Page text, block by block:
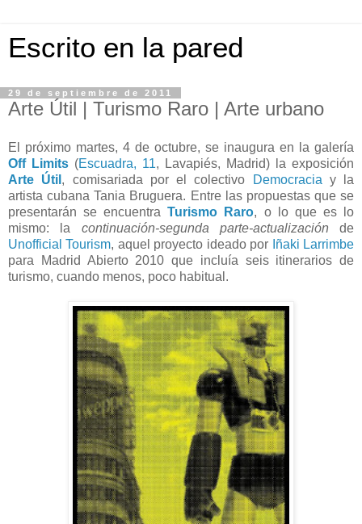
Escrito en la pared
29 de septiembre de 2011
Arte Útil | Turismo Raro | Arte urbano
El próximo martes, 4 de octubre, se inaugura en la galería
Off Limits (Escuadra, 11, Lavapiés, Madrid) la exposición
Arte Útil , comisariada por el colectivo Democracia y la
artista cubana Tania Bruguera. Entre las propuestas que se
presentarán se encuentraTurismo Raro, o lo que es lo
mismo: la continuación-segunda parte-actualización de
Unofficial Tourism, aquel proyecto ideado por Iñaki Larrimbe
para Madrid Abierto 2010 que incluía seis itinerarios de
turismo, cuando menos, poco habitual.